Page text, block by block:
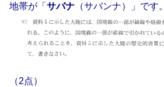
地帯が「サバナ （サバンナ）」です。
（2点）